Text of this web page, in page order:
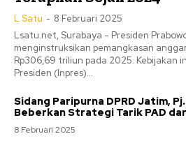
L Satu - 8 Februari 2025
Lsatu.net, Surabaya - Presiden
menginstruksikan pemangkasan
Rp306,69 triliun pada 2025. Kebijakan
Presiden (Inpres)...
Sidang Paripurna DPRD Jatim,
Beberkan Strategi Tarik PAD
8 Februari 2025